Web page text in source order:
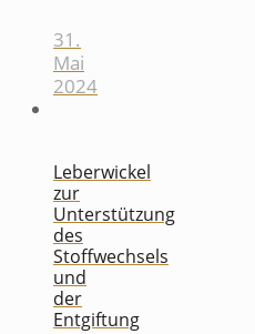
31.
Mai
2024
Leberwickel
zur
Unterstützung
des
Stoffwechsels
und
der
Entgiftung